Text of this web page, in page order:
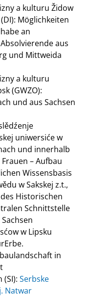
a kulturu Židow
Möglichkeiten
an
aus
und Mittweida
a kulturu
(GWZO):
und aus Sachsen
uniwersiće w
und innerhalb
– Aufbau
Wissensbasis
w Sakskej z.t.,
Historischen
Schnittstelle
w Lipsku
in
Serbske
Natwar